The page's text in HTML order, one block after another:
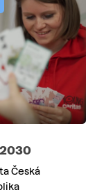
Česká